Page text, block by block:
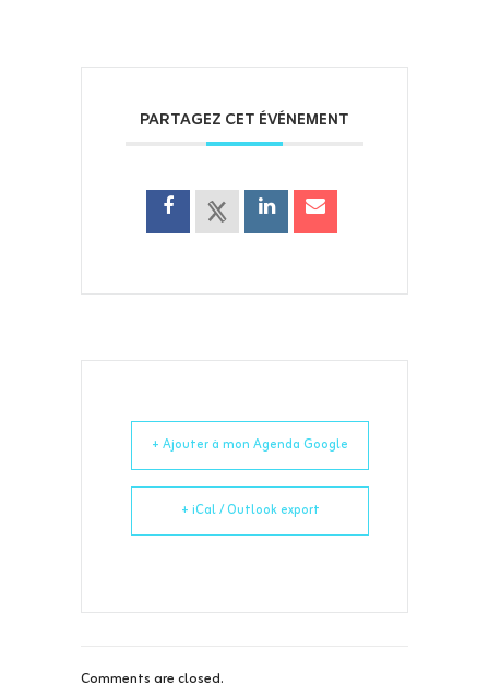
PARTAGEZ CET ÉVÉNEMENT
+ Ajouter à mon Agenda Google
+ iCal / Outlook export
Comments are closed.